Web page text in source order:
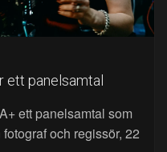
ett panelsamtal
ett panelsamtal som
och regissör, 22